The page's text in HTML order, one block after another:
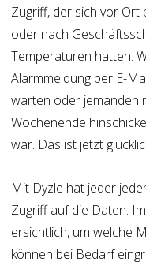
Zugriff, der sich vor Ort
oder nach
Temperaturen hatten.
Alarmmeldung per E-
warten oder jemanden
Wochenende
war. Das ist jetzt
Mit Dyzle hat jeder
Zugriff auf die Daten.
ersichtlich, um welche
können bei Bedarf